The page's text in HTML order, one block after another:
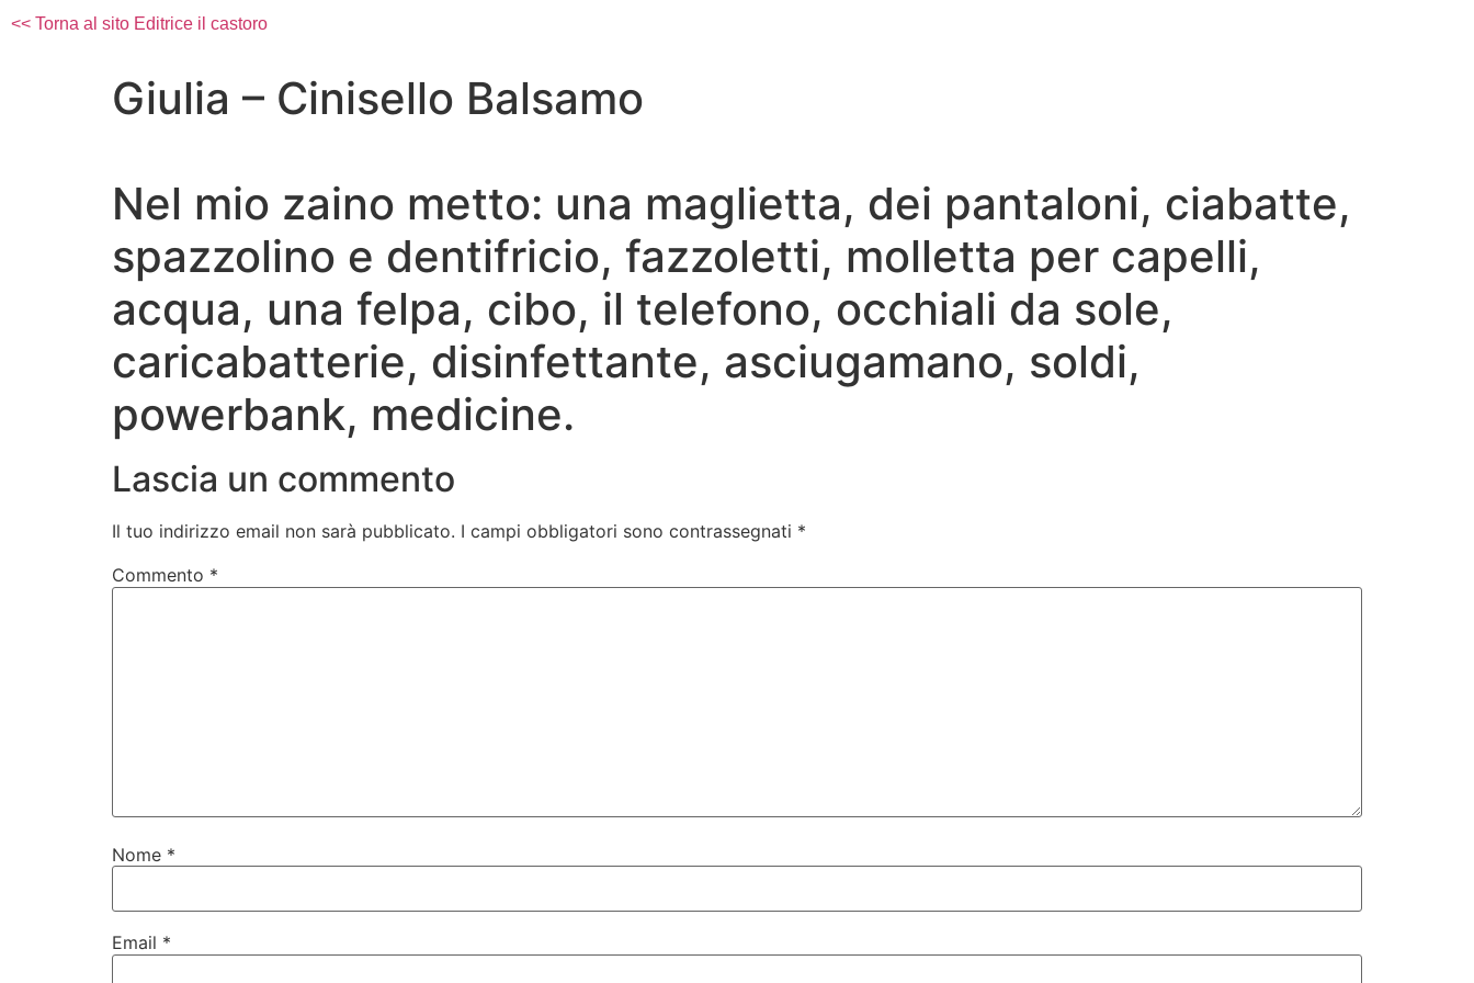
<< Torna al sito Editrice il castoro
Giulia – Cinisello Balsamo
Nel mio zaino metto: una maglietta, dei pantaloni, ciabatte,
spazzolino e dentifricio, fazzoletti, molletta per capelli,
acqua, una felpa, cibo, il telefono, occhiali da sole,
caricabatterie, disinfettante, asciugamano, soldi,
powerbank, medicine.
Lascia un commento
Il tuo indirizzo email non sarà pubblicato. I campi obbligatori sono contrassegnati *
Commento *
Nome *
Email *